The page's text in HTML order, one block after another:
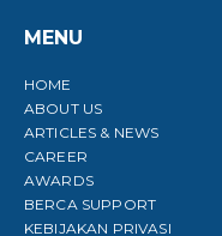
MENU
HOME
ABOUT US
ARTICLES & NEWS
CAREER
AWARDS
BERCA SUPPORT
KEBIJAKAN PRIVASI